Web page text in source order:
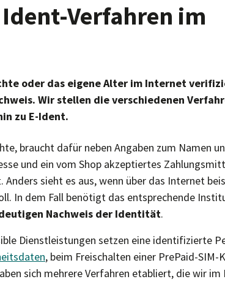
Verfahren im
oder das eigene Alter im Internet
Wir stellen die verschiedenen
zu E-Ident.
braucht dafür neben Angaben zum Namen
und ein vom Shop akzeptiertes
sieht es aus, wenn über das Internet
In dem Fall benötigt das entsprechende
Nachweis der Identität.
Dienstleistungen setzen eine identifizierte
, beim Freischalten einer PrePaid-SIM-
sich mehrere Verfahren etabliert, die wir im